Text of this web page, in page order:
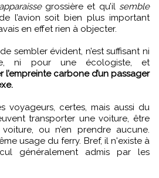
apparaissegrossière et qu’il semble
l’avion soit bien plus important
en effet rien à objecter.
sembler évident, n’est suffisant ni
ni pour une écologiste, et
carbone d’un passager
voyageurs, certes, mais aussi du
transporter une voiture, être
ou n’en prendre aucune.
usage du ferry. Bref, il n'existe à
généralement admis par les